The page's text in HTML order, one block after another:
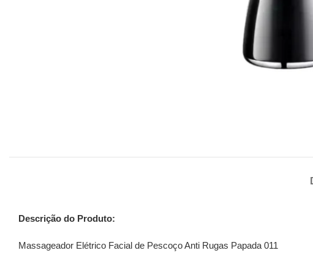
Descrição do Produto:
Massageador Elétrico Facial de Pescoço Anti Rugas Papada 011